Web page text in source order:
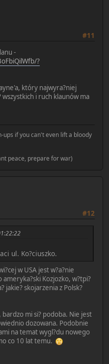
#11
-
?
który najwyra?niej
i ruch klaunów ma
ups if you can't even lift a bloody
peace, prepare for war)
#12
ul. Ko?ciuszko.
w USA jest w?a?nie
Kozjozko, w?tpi?
jakie? skojarzenia z Polsk?
mi si? podoba. Nie jest
dozowana. Podobnie
na temat wygl?du nowego
co 10 lat temu.